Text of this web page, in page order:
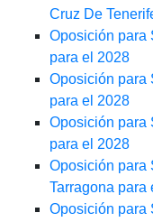
Cruz De
Oposición para
para el 2028
Oposición para
para el 2028
Oposición para
para el 2028
Oposición para
Tarragona para
Oposición para